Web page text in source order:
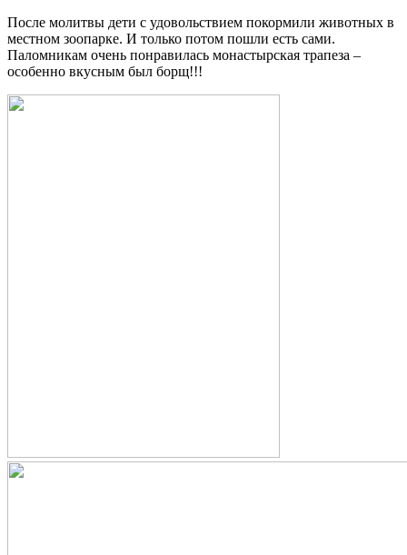
После молитвы дети с удовольствием покормили животных в
местном зоопарке. И только потом пошли есть сами.
Паломникам очень понравилась монастырская трапеза –
особенно вкусным был борщ!!!